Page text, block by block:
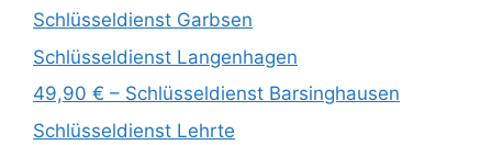
Schlüsseldienst Garbsen
Schlüsseldienst Langenhagen
49,90 € – Schlüsseldienst Barsinghausen
Schlüsseldienst Lehrte